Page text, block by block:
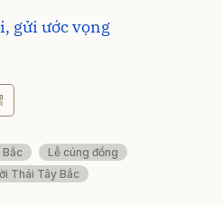
gửi ước vọng
Bắc
Lễ cúng đồng
Thái Tây Bắc